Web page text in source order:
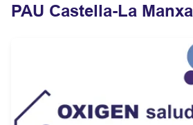
PAU Castella-La Manxa